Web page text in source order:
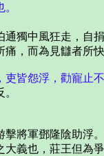
中風狂走，自
，而為見讎者所快
皆怨浮，勸寵止不
軍鄧隆陰助浮
義也，莊王但